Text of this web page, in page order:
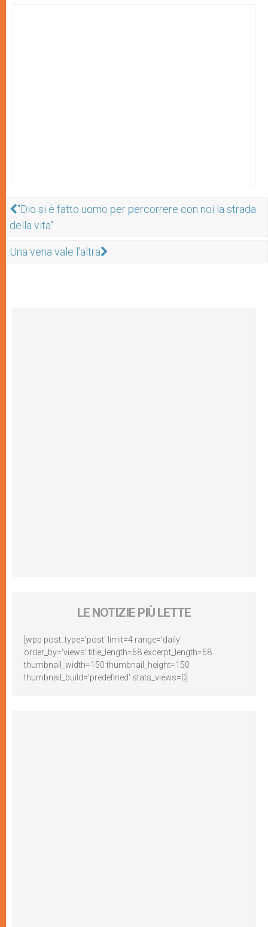
"Dio si è fatto uomo per percorrere con noi la strada
della vita"
Una vena vale l'altra
LE NOTIZIE PIÙ LETTE
[wpp post_type='post' limit=4 range='daily'
order_by='views' title_length=68 excerpt_length=68
thumbnail_width=150 thumbnail_height=150
thumbnail_build='predefined' stats_views=0]